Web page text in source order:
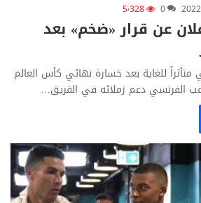
0 5٬328
عن قرار «ضخم» بعد
متأثراً للغاية بعد خسارة نهائي كأس العالم
الفرنسي دعم زملائه في الفريق…